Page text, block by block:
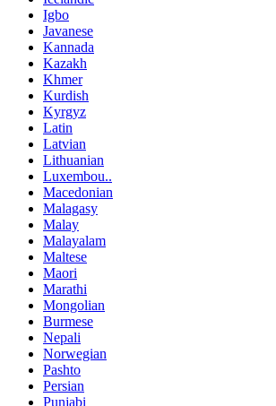
Igbo
Javanese
Kannada
Kazakh
Khmer
Kurdish
Kyrgyz
Latin
Latvian
Lithuanian
Luxembou..
Macedonian
Malagasy
Malay
Malayalam
Maltese
Maori
Marathi
Mongolian
Burmese
Nepali
Norwegian
Pashto
Persian
Punjabi